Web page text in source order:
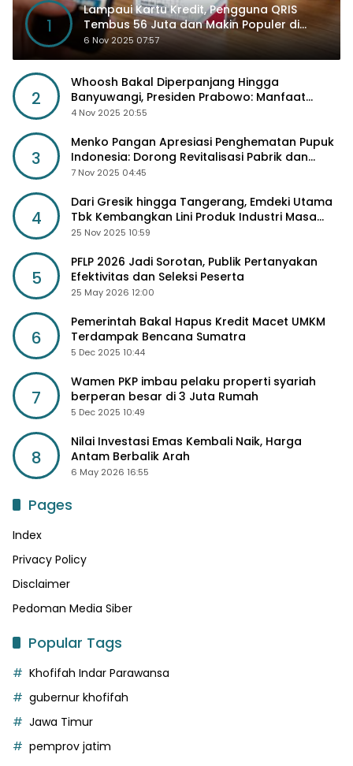
1
Lampaui Kartu Kredit, Pengguna QRIS
Tembus 56 Juta dan Makin Populer di
Kancah Global
6 Nov 2025 07:57
2
Whoosh Bakal Diperpanjang Hingga
Banyuwangi, Presiden Prabowo: Manfaat
Sosial Lebih Besar
4 Nov 2025 20:55
3
Menko Pangan Apresiasi Penghematan Pupuk
Indonesia: Dorong Revitalisasi Pabrik dan
Diskon Harga Pupuk
7 Nov 2025 04:45
4
Dari Gresik hingga Tangerang, Emdeki Utama
Tbk Kembangkan Lini Produk Industri Masa
Depan
25 Nov 2025 10:59
5
PFLP 2026 Jadi Sorotan, Publik Pertanyakan
Efektivitas dan Seleksi Peserta
25 May 2026 12:00
6
Pemerintah Bakal Hapus Kredit Macet UMKM
Terdampak Bencana Sumatra
5 Dec 2025 10:44
7
Wamen PKP imbau pelaku properti syariah
berperan besar di 3 Juta Rumah
5 Dec 2025 10:49
8
Nilai Investasi Emas Kembali Naik, Harga
Antam Berbalik Arah
6 May 2026 16:55
Pages
Index
Privacy Policy
Disclaimer
Pedoman Media Siber
Popular Tags
Khofifah Indar Parawansa
gubernur khofifah
Jawa Timur
pemprov jatim